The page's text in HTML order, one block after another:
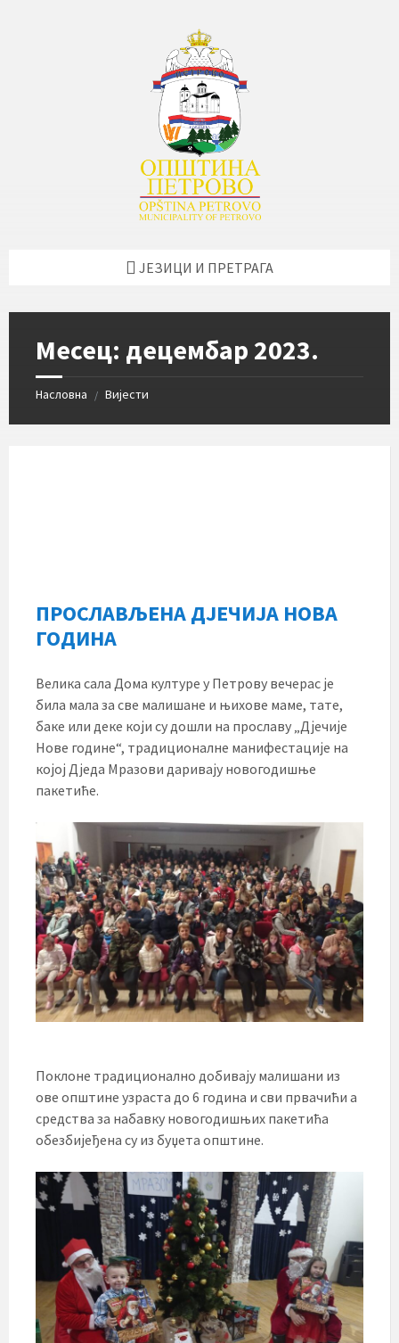
ЈЕЗИЦИ И ПРЕТРАГА
Месец: децембар 2023.
Насловна / Вијести
ПРОСЛАВЉЕНА ДЈЕЧИЈА НОВА
ГОДИНА
Велика сала Дома културе у Петрову вечерас је
била мала за све малишане и њихове маме, тате,
баке или деке који су дошли на прославу „Дјечије
Нове године“, традиционалне манифестације на
којој Дједа Мразови даривају новогодишње
пакетиће.
Поклоне традиционално добивају малишани из
ове општине узраста до 6 година и сви првачићи а
средства за набавку новогодишњих пакетића
обезбијеђена су из буџета општине.